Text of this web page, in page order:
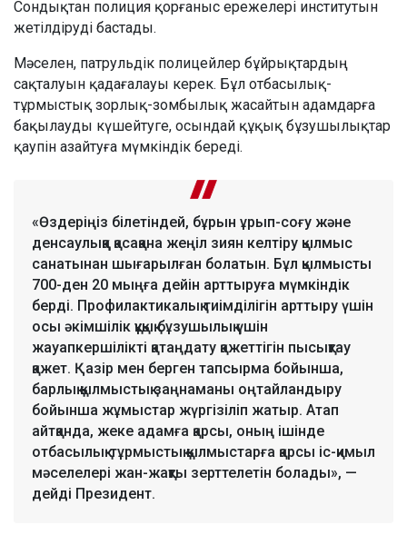
Сондықтан полиция қорғаныс ережелері институтын
жетілдіруді бастады.
Мәселен, патрульдік полицейлер бұйрықтардың
сақталуын қадағалауы керек. Бұл отбасылық-
тұрмыстық зорлық-зомбылық жасайтын адамдарға
бақылауды күшейтуге, осындай құқық бұзушылықтар
қаупін азайтуға мүмкіндік береді.
«Өздеріңіз білетіндей, бұрын ұрып-соғу және
денсаулыққа қасақана жеңіл зиян келтіру қылмыс
санатынан шығарылған болатын. Бұл қылмысты
700-ден 20 мыңға дейін арттыруға мүмкіндік
берді. Профилактикалық тиімділігін арттыру үшін
осы әкімшілік құқық бұзушылық үшін
жауапкершілікті қатаңдату қажеттігін пысықтау
қажет. Қазір мен берген тапсырма бойынша,
барлық қылмыстық заңнаманы оңтайландыру
бойынша жұмыстар жүргізіліп жатыр. Атап
айтқанда, жеке адамға қарсы, оның ішінде
отбасылық-тұрмыстық қылмыстарға қарсы іс-қимыл
мәселелері жан-жақты зерттелетін болады», —
дейді Президент.